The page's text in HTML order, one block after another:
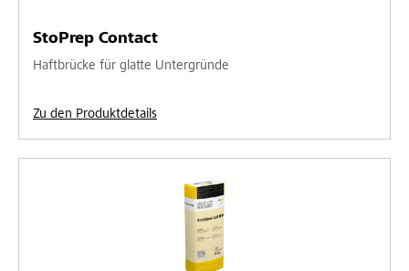
StoPrep Contact
Haftbrücke für glatte Untergründe
Zu den Produktdetails